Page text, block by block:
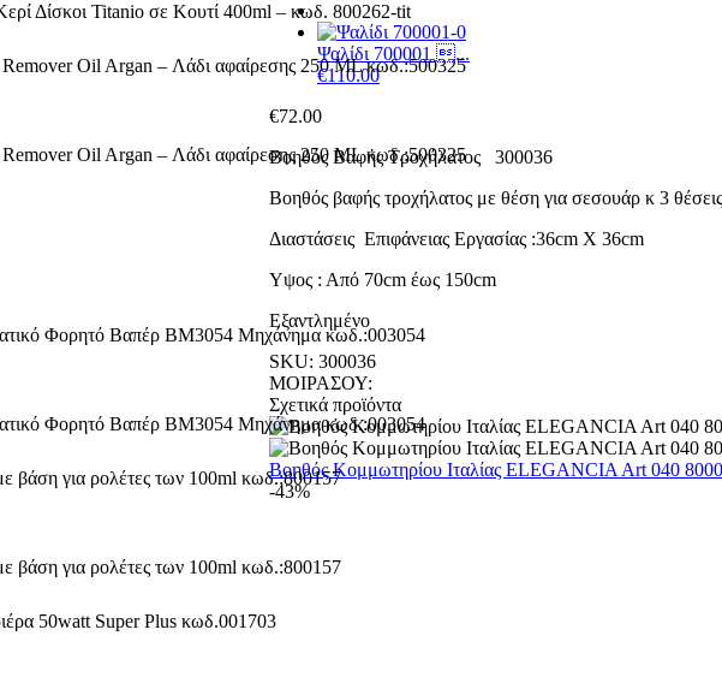
Ψαλίδι 700001 ...
€110.00
€72.00
Βοηθός Βαφής Τροχήλατος 300036
Βοηθός βαφής τροχήλατος με θέση για σεσουάρ κ 3
Διαστάσεις Επιφάνειας Εργασίας :36cm X 36cm
Υψος : Από 70cm έως 150cm
Εξαντλημένο
SKU: 300036
ΜΟΙΡΑΣΟΥ:
Σχετικά προϊόντα
Βοηθός Κομμωτηρίου Ιταλίας ELEGANCIA Art 040
-43%